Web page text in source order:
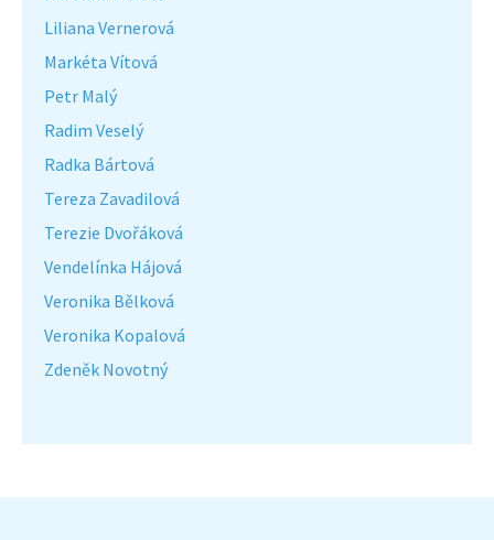
Liliana Vernerová
Markéta Vítová
Petr Malý
Radim Veselý
Radka Bártová
Tereza Zavadilová
Terezie Dvořáková
Vendelínka Hájová
Veronika Bělková
Veronika Kopalová
Zdeněk Novotný